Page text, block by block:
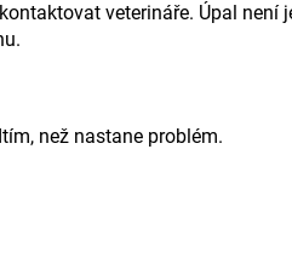
veterináře. Úpal není
než nastane problém.